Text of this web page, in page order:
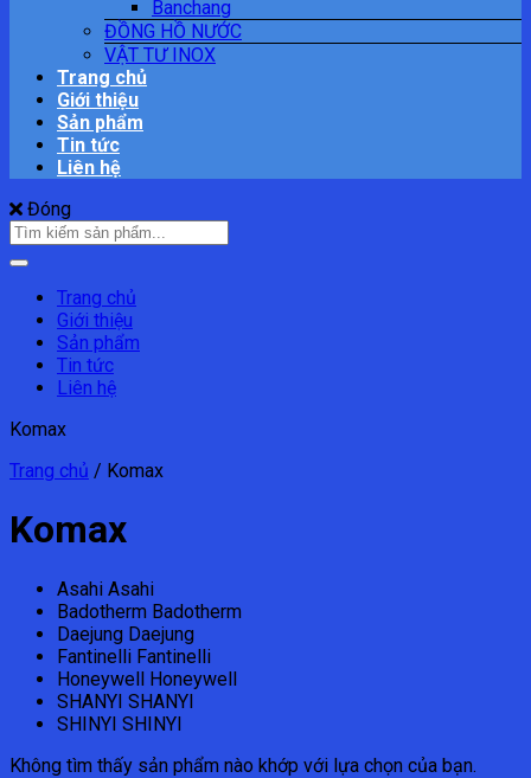
Banchang
ĐỒNG HỒ NƯỚC
VẬT TƯ INOX
Trang chủ
Giới thiệu
Sản phẩm
Tin tức
Liên hệ
Đóng
Tìm
kiếm:
Trang chủ
Giới thiệu
Sản phẩm
Tin tức
Liên hệ
Komax
Trang chủ / Komax
Komax
Asahi Asahi
Badotherm Badotherm
Daejung Daejung
Fantinelli Fantinelli
Honeywell Honeywell
SHANYI SHANYI
SHINYI SHINYI
Không tìm thấy sản phẩm nào khớp với lựa chọn của bạn.